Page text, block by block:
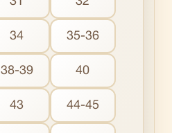
34 35-36
38-39 40
43 44-45